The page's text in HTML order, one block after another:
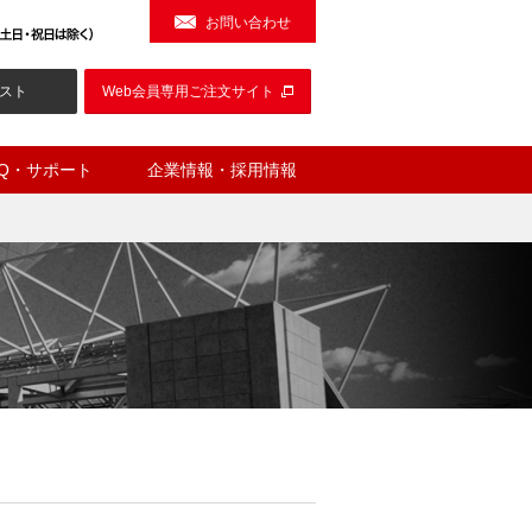
お問い合わせ
ト Web会員専用ご注文サイト
・サポート 企業情報・採用情報